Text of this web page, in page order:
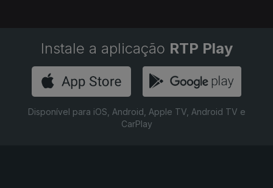
Instale a aplicação RTP Play
Disponível para iOS, Android, Apple TV, Android TV e
CarPlay